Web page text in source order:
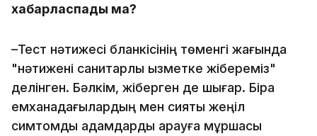
хабарласпады ма?
–Тест нәтижесі бланкісінің төменгі жағында
"нәтижені санитарлық қызметке жібереміз"
делінген. Бәлкім, жіберген де шығар. Бірақ
емханадағылардың мен сияқты жеңіл
симтомды адамдарды қарауға мұршасы